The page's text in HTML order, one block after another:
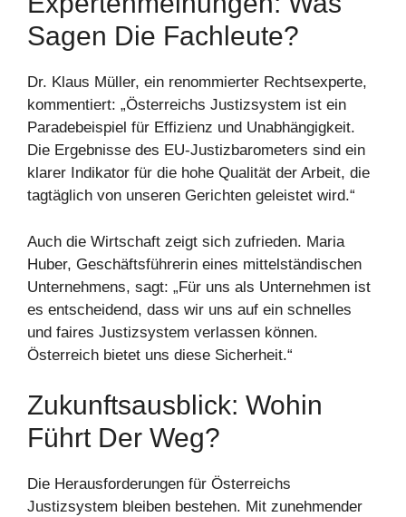
Sagen Die Fachleute?
Dr. Klaus Müller, ein renommierter Rechtsexperte,
kommentiert: „Österreichs Justizsystem ist ein
Paradebeispiel für Effizienz und Unabhängigkeit.
Die Ergebnisse des EU-Justizbarometers sind ein
klarer Indikator für die hohe Qualität der Arbeit, die
tagtäglich von unseren Gerichten geleistet wird.“
Auch die Wirtschaft zeigt sich zufrieden. Maria
Huber, Geschäftsführerin eines mittelständischen
Unternehmens, sagt: „Für uns als Unternehmen ist
es entscheidend, dass wir uns auf ein schnelles
und faires Justizsystem verlassen können.
Österreich bietet uns diese Sicherheit.“
Zukunftsausblick: Wohin
Führt Der Weg?
Die Herausforderungen für Österreichs
Justizsystem bleiben bestehen. Mit zunehmender